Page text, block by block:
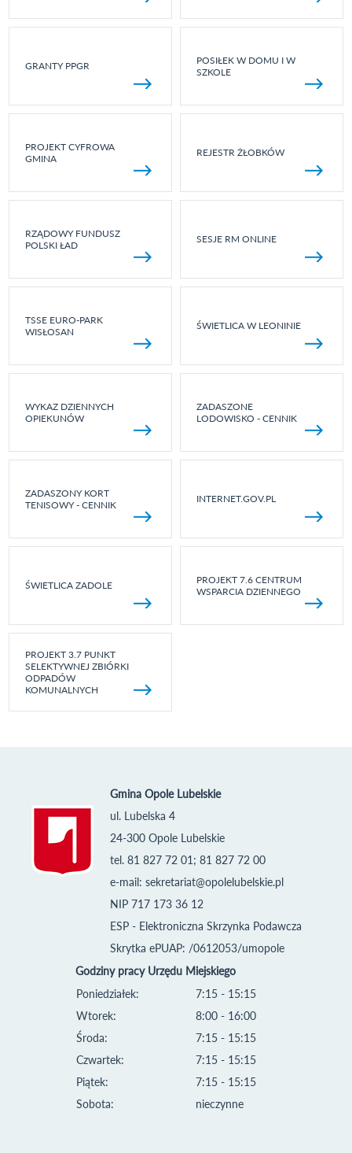
GRANTY PPGR
POSIŁEK W DOMU I W
SZKOLE
PROJEKT CYFROWA
GMINA
REJESTR ŻŁOBKÓW
RZĄDOWY FUNDUSZ
POLSKI ŁAD
SESJE RM ONLINE
TSSE EURO-PARK
WISŁOSAN
ŚWIETLICA W LEONINIE
WYKAZ DZIENNYCH
OPIEKUNÓW
ZADASZONE
LODOWISKO - CENNIK
ZADASZONY KORT
TENISOWY - CENNIK
INTERNET.GOV.PL
ŚWIETLICA ZADOLE
PROJEKT 7.6 CENTRUM
WSPARCIA DZIENNEGO
PROJEKT 3.7 PUNKT
SELEKTYWNEJ ZBIÓRKI
ODPADÓW
KOMUNALNYCH
Gmina Opole Lubelskie
ul. Lubelska 4
24-300 Opole Lubelskie
tel. 81 827 72 01; 81 827 72 00
e-mail: sekretariat@opolelubelskie.pl
NIP 717 173 36 12
ESP - Elektroniczna Skrzynka Podawcza
Skrytka ePUAP: /0612053/umopole
Godziny pracy Urzędu Miejskiego
Poniedziałek:
Wtorek:
Środa:
Czwartek:
Piątek:
Sobota:
7:15 - 15:15
8:00 - 16:00
7:15 - 15:15
7:15 - 15:15
7:15 - 15:15
nieczynne